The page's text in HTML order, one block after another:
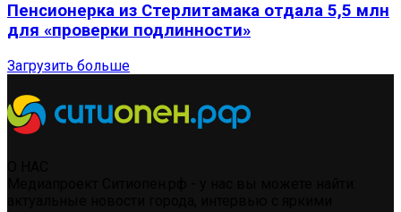
Пенсионерка из Стерлитамака отдала 5,5 млн
для «проверки подлинности»
Загрузить больше